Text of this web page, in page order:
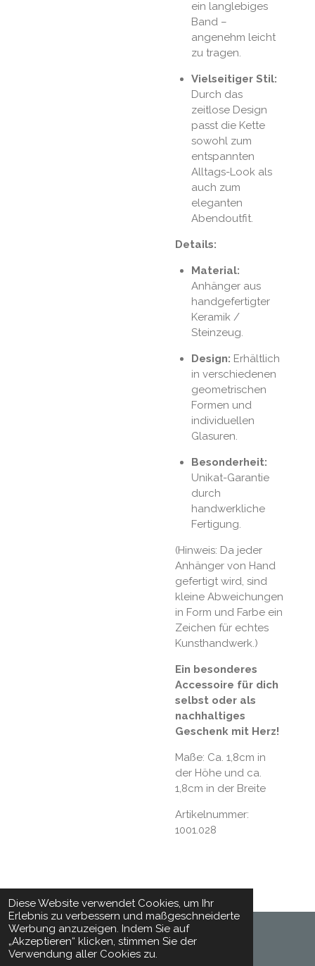
Diese Website verwendet Cookies, um Ihr
Erlebnis zu verbessern und maßgeschneiderte
Werbung anzuzeigen. Indem Sie auf
„Akzeptieren“ klicken, stimmen Sie der
Verwendung aller Cookies zu.
ein langlebiges
Band –
angenehm leicht
zu tragen.
Vielseitiger Stil:
Durch das
zeitlose Design
passt die Kette
sowohl zum
entspannten
Alltags-Look als
auch zum
eleganten
Abendoutfit.
Details:
Material:
Anhänger aus
handgefertigter
Keramik /
Steinzeug.
Design: Erhältlich
in verschiedenen
geometrischen
Formen und
individuellen
Glasuren.
Besonderheit:
Unikat-Garantie
durch
handwerkliche
Fertigung.
(Hinweis: Da jeder
Anhänger von Hand
gefertigt wird, sind
kleine Abweichungen
in Form und Farbe ein
Zeichen für echtes
Kunsthandwerk.)
Ein besonderes
Accessoire für dich
selbst oder als
nachhaltiges
Geschenk mit Herz!
Maße: Ca. 1,8cm in
der Höhe und ca.
1,8cm in der Breite
Artikelnummer:
1001.028
© 2024 - 2026 Toepferhaft